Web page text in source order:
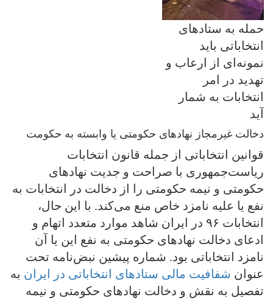
حمله به ستادهای
انتخاباتی باید
نمونه‌ای از ارعاب و
تهدید در امر
انتخابات به شمار
آید
دخالت غیرمجاز نهادهای حکومتی یا وابسته به حکومت
قوانین انتخاباتی از جمله قانون انتخابات
ریاست‌جمهوری با صراحت و جدیت نهادهای
حکومتی و نیمه حکومتی را از دخالت در انتخابات به
نفع یا علیه نامزد خاص منع می‌کند. با این حال،
انتخابات ۹۶ در ایران شاهد موارد متعدد اتهام و
ادعای دخالت نهادهای حکومتی به نفع این یا آن
نامزد انتخاباتی بود. شماره پیشین نبض‌نامه تحت
عنوان شفافیت مالی ستادهای انتخاباتی در ایران به
تفصیل به نقش و دخالت نهادهای حکومتی و نیمه